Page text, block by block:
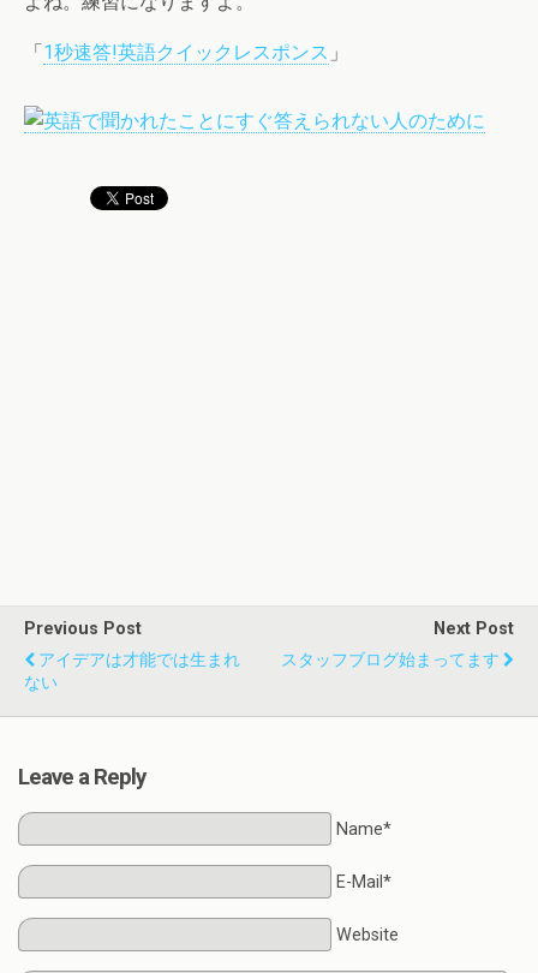
「1秒速答!英語クイックレスポンス 」
Previous Post
アイデアは才能では生まれ
ない
Next Post
スタッフブログ始まってます
Leave a Reply
Name*
E-Mail*
Website